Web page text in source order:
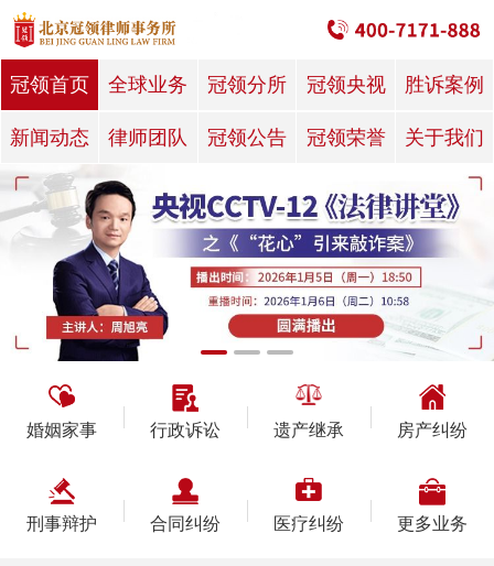
冠领首页 全球业务 冠领分所 冠领央视 胜诉案例
新闻动态 律师团队 冠领公告 冠领荣誉 关于我们
婚姻家事 行政诉讼 遗产继承 房产纠纷
刑事辩护 合同纠纷 医疗纠纷 更多业务